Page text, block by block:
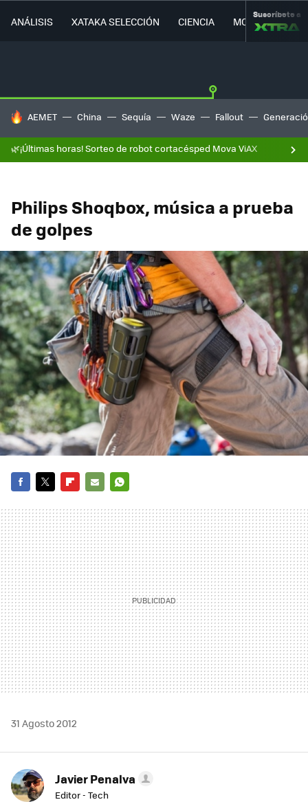
ANÁLISIS XATAKA SELECCIÓN CIENCIA MOVILIDAD
Suscríbete a
HOY SE HABLA DE
AEMET China Sequía Waze Fallout
🌿¡Últimas horas! Sorteo de robot cortacésped Mova ViAX
Philips Shoqbox, música a prueba
de golpes
MAIL
31 Agosto 2012
Javier Penalva
Editor - Tech